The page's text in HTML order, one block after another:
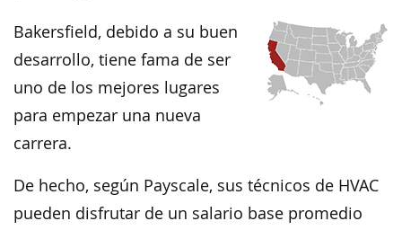
Bakersfield, debido a su buen
desarrollo, tiene fama de ser
uno de los mejores lugares
para empezar una nueva
carrera.
De hecho, según Payscale, sus técnicos de HVAC
pueden disfrutar de un salario base promedio